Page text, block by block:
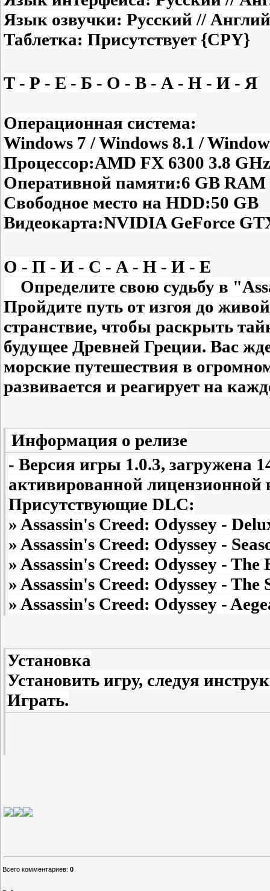
Язык озвучки: Русский //
Таблетка: Присутствует {CPY}
Т - Р - Е - Б - О - В - А - Н - И - Я
Операционная система:
Windows 7 / Windows 8.1 /
Процессор:AMD FX 6300 3.8
Оперативной памяти:6 GB RAM
Свободное место на HDD:50 GB
Видеокарта:NVIDIA GeForce
О - П - И - С - А - Н - И - Е
Определите свою судьбу в
Пройдите путь от изгоя до
странствие, чтобы раскрыть
будущее Древней Греции. Вас
морские путешествия в
развивается и реагирует на
Информация о релизе
- Версия игры 1.0.3, загружена
активированной
Присутствующие DLC:
» Assassin's Creed: Odyssey -
» Assassin's Creed: Odyssey -
» Assassin's Creed: Odyssey -
» Assassin's Creed: Odyssey - The
» Assassin's Creed: Odyssey -
Установка
Установить игру, следуя
Играть.
Всего комментариев: 0